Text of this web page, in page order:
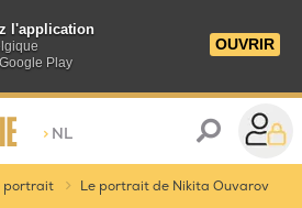
l'application
Play
OUVRIR
> NL
portrait Le portrait de Nikita Ouvarov